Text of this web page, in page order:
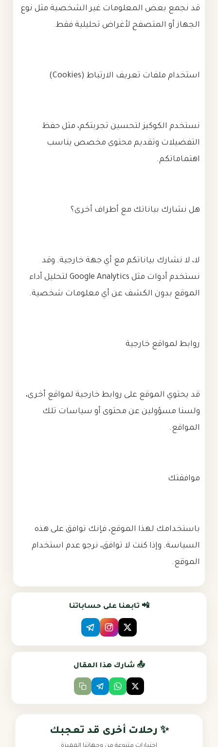
قد نجمع بعض المعلومات غير الشخصية مثل نوع
الجهاز أو المتصفح لأغراض تحليلية فقط.
استخدام ملفات تعريف الارتباط (Cookies)
نستخدم الكوكيز لتحسين تجربتكم، مثل حفظ
التفضيلات وتقديم محتوى مخصص يناسب
اهتماماتكم.
هل نشارك بياناتك مع أطراف أخرى؟
لا، لا نشارك بياناتكم مع أي جهة خارجية. وقد
نستخدم أدوات مثل Google Analytics لتحليل أداء
الموقع بدون الكشف عن أي معلومات شخصية.
روابط لمواقع خارجية
قد يحتوي الموقع على روابط خارجية لمواقع أخرى،
ولسنا مسؤولين عن محتوى أو سياسات تلك
المواقع.
موافقتك
باستخدامك لهذا الموقع، فإنك توافق على هذه
السياسة. وإذا كنت لا توافق، نرجو عدم استخدام
الموقع.
📲 تابعنا على حساباتنا
📤 شارك هذا المقال
✨ رحلات أخرى قد تعجبك